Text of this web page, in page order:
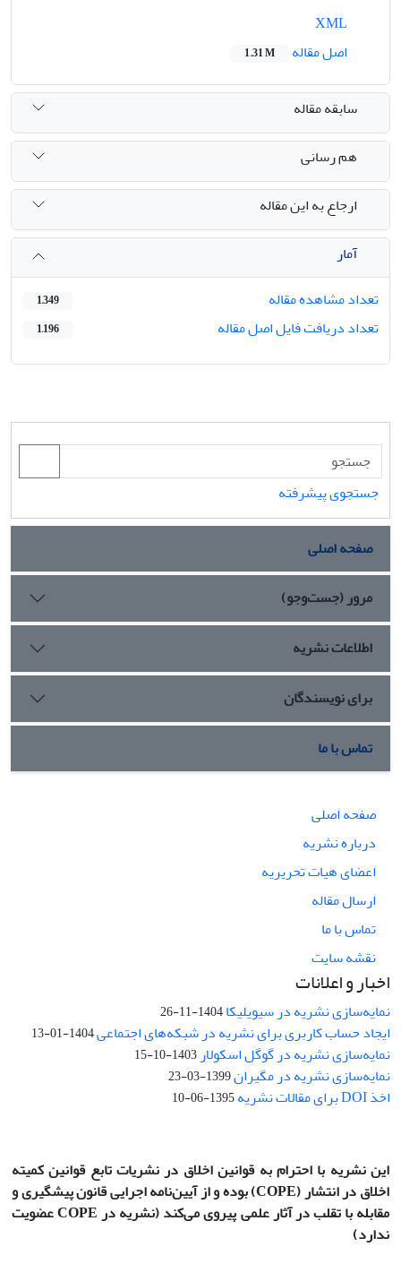
اصل مقاله
1.31 M
سابقه مقاله
هم رسانی
ارجاع به این مقاله
آمار
تعداد مشاهده مقاله
1,349
تعداد دریافت فایل اصل مقاله 1,196
جستجوی پیشرفته
صفحه اصلی
مرور (جست‌وجو)
اطلاعات نشریه
برای نویسندگان
تماس با ما
صفحه اصلی
درباره نشریه
اعضای هیات تحریریه
ارسال مقاله
تماس با ما
نقشه سایت
اخبار و اعلانات
نمایه‌سازی نشریه در سیویلیکا1404-11-26
ایجاد حساب کاربری برای نشریه در شبکه‌های اجتماعی1404-01-13
نمایه‌سازی نشریه در گوگل اسکولار 1403-10-15
نمایه‌سازی نشریه در مگیران1399-03-23
اخذ DOI برای مقالات نشریه 1395-06-10
این نشریه با احترام به قوانین اخلاق در نشریات تابع قوانین کمیته
اخلاق در انتشار(COPE)بوده و از آیین‌نامه اجرایی قانون پیشگیری و
مقابله با تقلب در آثار علمی پیروی می‌کند (نشریه در COPE عضویت
ندارد)